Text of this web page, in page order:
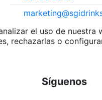
el uso de
rechazarlas o
Síguenos